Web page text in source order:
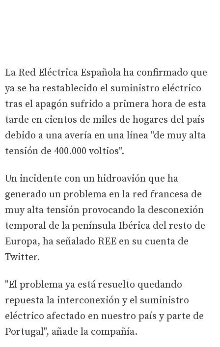
La Red Eléctrica Española ha confirmado que
ya se ha restablecido el suministro eléctrico
tras el apagón sufrido a primera hora de esta
tarde en cientos de miles de hogares del país
debido a una avería en una línea "de muy alta
tensión de 400.000 voltios".
Un incidente con un hidroavión que ha
generado un problema en la red francesa de
muy alta tensión provocando la desconexión
temporal de la península Ibérica del resto de
Europa, ha señalado REE en su cuenta de
Twitter.
"El problema ya está resuelto quedando
repuesta la interconexión y el suministro
eléctrico afectado en nuestro país y parte de
Portugal", añade la compañía.